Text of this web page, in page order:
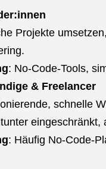
Projekte
: No-Code-Tools,
& Freelancer
schnelle
eingeschränkt,
: Häufig No-Code-